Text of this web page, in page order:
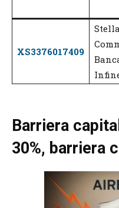
XS3376017409
Barriera
30%, barriera